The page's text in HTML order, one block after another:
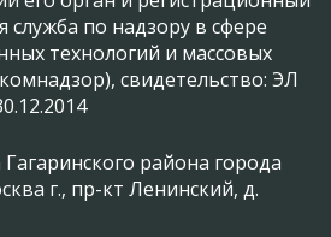
по надзору в сфере
технологий и массовых
свидетельство: ЭЛ
района города
г., пр-кт Ленинский, д.